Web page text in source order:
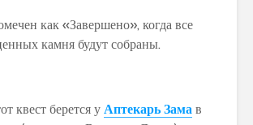
как «Завершено», когда все
камня будут собраны.
квест берется у Аптекарь Зама в